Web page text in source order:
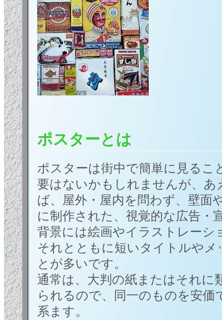
ポスターとは
ポスターは街中で簡単に見るこ
要はないかもしれませんが、
ば、屋外・屋内を問わず、壁面
に制作された、視覚的な広告・
背景には絵画やイラストレーシ
それとともに短いタイトルや
とが多いです。
通常は、大判の紙またはそれに
られるので、同一のものを安
系ます。